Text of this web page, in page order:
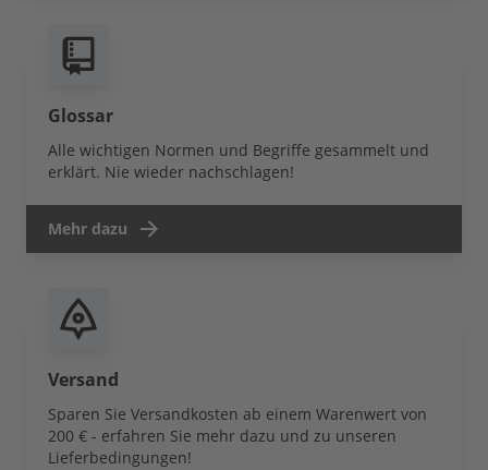
Glossar
Alle wichtigen Normen und Begriffe gesammelt und
erklärt. Nie wieder nachschlagen!
Mehr dazu
Versand
Sparen Sie Versandkosten ab einem Warenwert von
200 € - erfahren Sie mehr dazu und zu unseren
Lieferbedingungen!